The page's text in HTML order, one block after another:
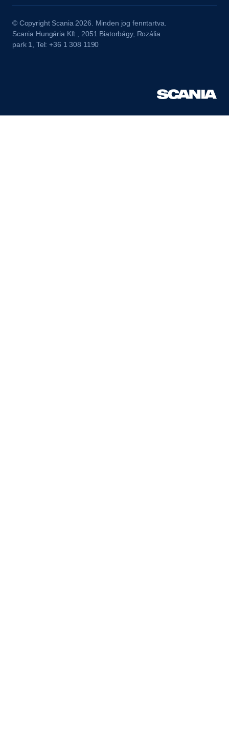
© Copyright Scania 2026. Minden jog fenntartva.
Scania Hungária Kft., 2051 Biatorbágy, Rozália
park 1, Tel: +36 1 308 1190